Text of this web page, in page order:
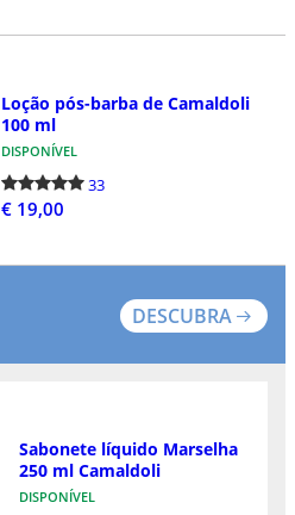
Loção pós-barba de Camaldoli
100 ml
DISPONÍVEL
33
€ 19,00
DESCUBRA
Sabonete líquido Marselha
250 ml Camaldoli
DISPONÍVEL